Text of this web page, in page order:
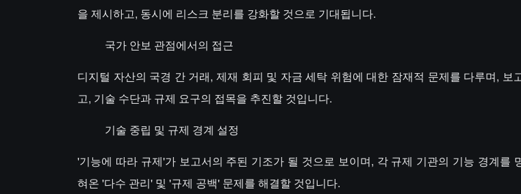
을 제시하고, 동시에 리스크 분리를 강화할 것으로 기대됩니다.
국가 안보 관점에서의 접근
디지털 자산의 국경 간 거래, 제재 회피 및 자금 세탁 위험에 대한 잠재적 문제를 다루며, 보
고, 기술 수단과 규제 요구의 접목을 추진할 것입니다.
기술 중립 및 규제 경계 설정
'기능에 따라 규제'가 보고서의 주된 기조가 될 것으로 보이며, 각 규제 기관의 기능 경계를
혀온 '다수 관리' 및 '규제 공백' 문제를 해결할 것입니다.